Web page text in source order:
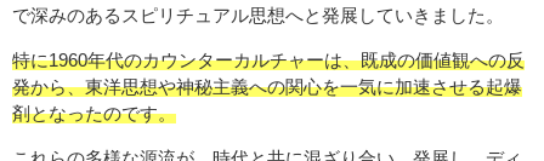
で深みのあるスピリチュアル思想へと発展していきました。
特に1960年代のカウンターカルチャーは、既成の価値観への反
発から、東洋思想や神秘主義への関心を一気に加速させる起爆
剤となったのです。